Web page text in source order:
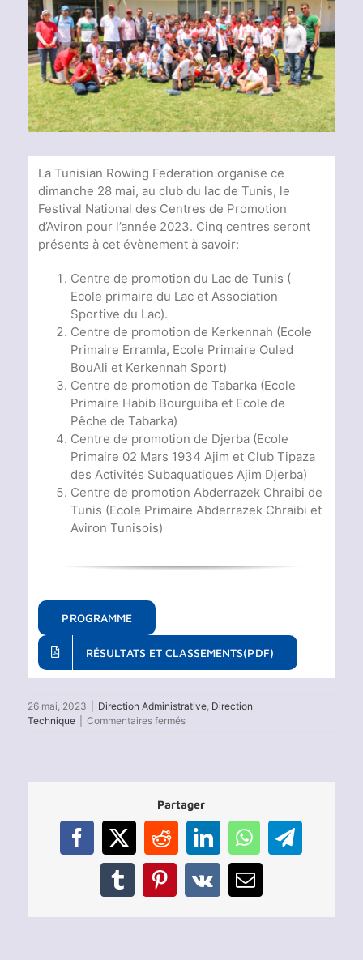
La Tunisian Rowing Federation organise ce
dimanche 28 mai, au club du lac de Tunis, le
Festival National des Centres de Promotion
d’Aviron pour l’année 2023. Cinq centres seront
présents à cet évènement à savoir:
Centre de promotion du Lac de Tunis (
Ecole primaire du Lac et Association
Sportive du Lac).
Centre de promotion de Kerkennah (Ecole
Primaire Erramla, Ecole Primaire Ouled
BouAli et Kerkennah Sport)
Centre de promotion de Tabarka (Ecole
Primaire Habib Bourguiba et Ecole de
Pêche de Tabarka)
Centre de promotion de Djerba (Ecole
Primaire 02 Mars 1934 Ajim et Club Tipaza
des Activités Subaquatiques Ajim Djerba)
Centre de promotion Abderrazek Chraibi de
Tunis (Ecole Primaire Abderrazek Chraibi et
Aviron Tunisois)
PROGRAMME
RÉSULTATS ET CLASSEMENTS(PDF)
26 mai, 2023 Direction Administrative, Direction
Technique
Commentaires ferméssur
Promotion
d’Aviron
2023
Partager
Facebook
X RedditLinkedInWhatsAppTelegram
TumblrPinterest
Vk Email